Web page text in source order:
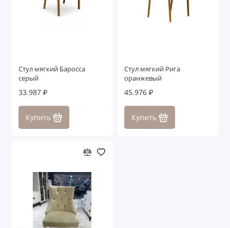
Стул мягкий Баросса
серый
33.987 ₽
Купить
Стул мягкий Рига
оранжевый
45.976 ₽
Купить